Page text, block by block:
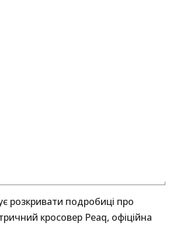
розкривати подробиці про
кросовер Peaq, офіційна